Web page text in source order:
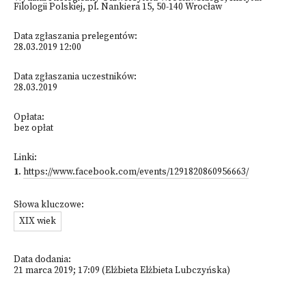
Filologii Polskiej, pl. Nankiera 15, 50-140 Wrocław
Data zgłaszania prelegentów:
28.03.2019 12:00
Data zgłaszania uczestników:
28.03.2019
Opłata:
bez opłat
Linki:
1. https://www.facebook.com/events/1291820860956663/
Słowa kluczowe:
XIX wiek
Data dodania:
21 marca 2019; 17:09 (Elżbieta Elżbieta Lubczyńska)